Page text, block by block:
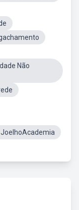
Não
JoelhoAcademia